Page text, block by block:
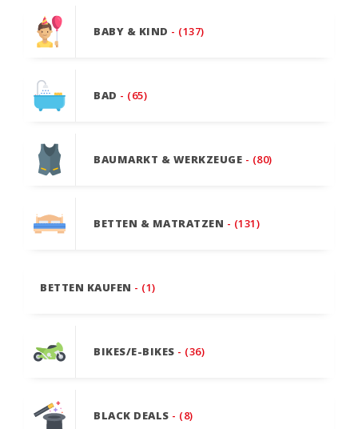
BABY & KIND - (137)
BAD - (65)
BAUMARKT & WERKZEUGE - (80)
BETTEN & MATRATZEN - (131)
BETTEN KAUFEN - (1)
BIKES/E-BIKES - (36)
BLACK DEALS - (8)